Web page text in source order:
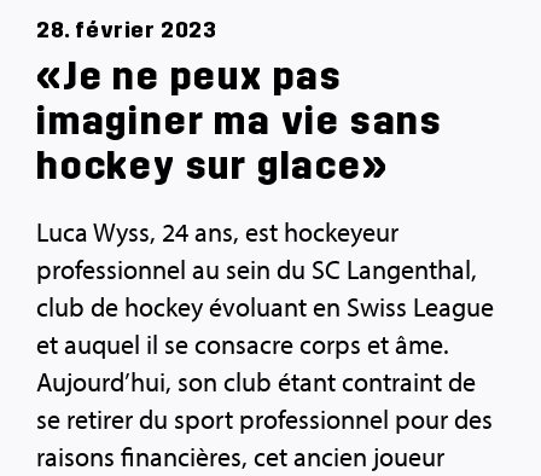
28. février 2023
«Je ne peux pas
imaginer ma vie sans
hockey sur glace»
Luca Wyss, 24 ans, est hockeyeur
professionnel au sein du SC Langenthal,
club de hockey évoluant en Swiss League
et auquel il se consacre corps et âme.
Aujourd’hui, son club étant contraint de
se retirer du sport professionnel pour des
raisons financières, cet ancien joueur